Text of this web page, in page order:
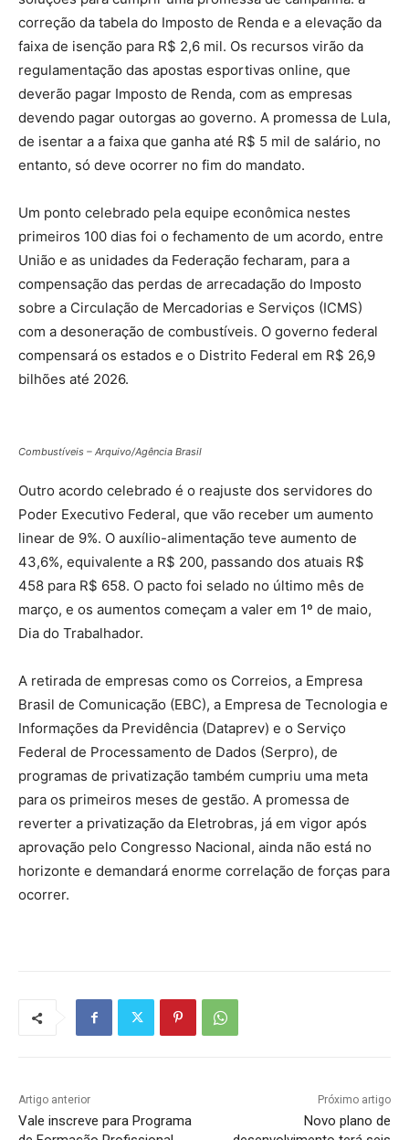
correção da tabela do Imposto de Renda e a elevação da
faixa de isenção para R$ 2,6 mil. Os recursos virão da
regulamentação das apostas esportivas online, que
deverão pagar Imposto de Renda, com as empresas
devendo pagar outorgas ao governo. A promessa de Lula,
de isentar a a faixa que ganha até R$ 5 mil de salário, no
entanto, só deve ocorrer no fim do mandato.
Um ponto celebrado pela equipe econômica nestes
primeiros 100 dias foi o fechamento de um acordo, entre
União e as unidades da Federação fecharam, para a
compensação das perdas de arrecadação do Imposto
sobre a Circulação de Mercadorias e Serviços (ICMS)
com a desoneração de combustíveis. O governo federal
compensará os estados e o Distrito Federal em R$ 26,9
bilhões até 2026.
Combustíveis – Arquivo/Agência Brasil
Outro acordo celebrado é o reajuste dos servidores do
Poder Executivo Federal, que vão receber um aumento
linear de 9%. O auxílio-alimentação teve aumento de
43,6%, equivalente a R$ 200, passando dos atuais R$
458 para R$ 658. O pacto foi selado no último mês de
março, e os aumentos começam a valer em 1º de maio,
Dia do Trabalhador.
A retirada de empresas como os Correios, a Empresa
Brasil de Comunicação (EBC), a Empresa de Tecnologia e
Informações da Previdência (Dataprev) e o Serviço
Federal de Processamento de Dados (Serpro), de
programas de privatização também cumpriu uma meta
para os primeiros meses de gestão. A promessa de
reverter a privatização da Eletrobras, já em vigor após
aprovação pelo Congresso Nacional, ainda não está no
horizonte e demandará enorme correlação de forças para
ocorrer.
Artigo anterior
Vale inscreve para Programa
Próximo artigo
Novo plano de